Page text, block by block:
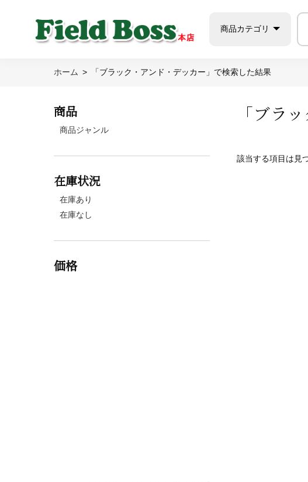
商品カテゴリ
ホーム 「ブラック・アンド・デッカー」で検索した結果
「ブラ
該当する項目は見
商品
商品ジャンル
在庫状況
在庫あり
在庫なし
価格